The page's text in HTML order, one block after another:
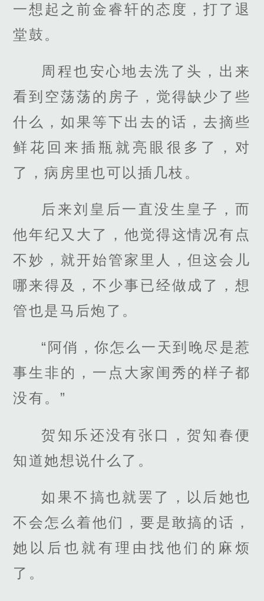
一想起之前金睿轩的态度，打了退
堂鼓。
周程也安心地去洗了头，出来
看到空荡荡的房子，觉得缺少了些
什么，如果等下出去的话，去摘些
鲜花回来插瓶就亮眼很多了，对
了，病房里也可以插几枝。
后来刘皇后一直没生皇子，而
他年纪又大了，他觉得这情况有点
不妙，就开始管家里人，但这会儿
哪来得及，不少事已经做成了，想
管也是马后炮了。
“阿俏，你怎么一天到晚尽是惹
事生非的，一点大家闺秀的样子都
没有。”
贺知乐还没有张口，贺知春便
知道她想说什么了。
如果不搞也就罢了，以后她也
不会怎么着他们，要是敢搞的话，
她以后也就有理由找他们的麻烦
了。